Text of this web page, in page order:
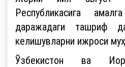
Республикасига
даражадаги ташриф
келишувларни ижроси
Ўзбекистон ва